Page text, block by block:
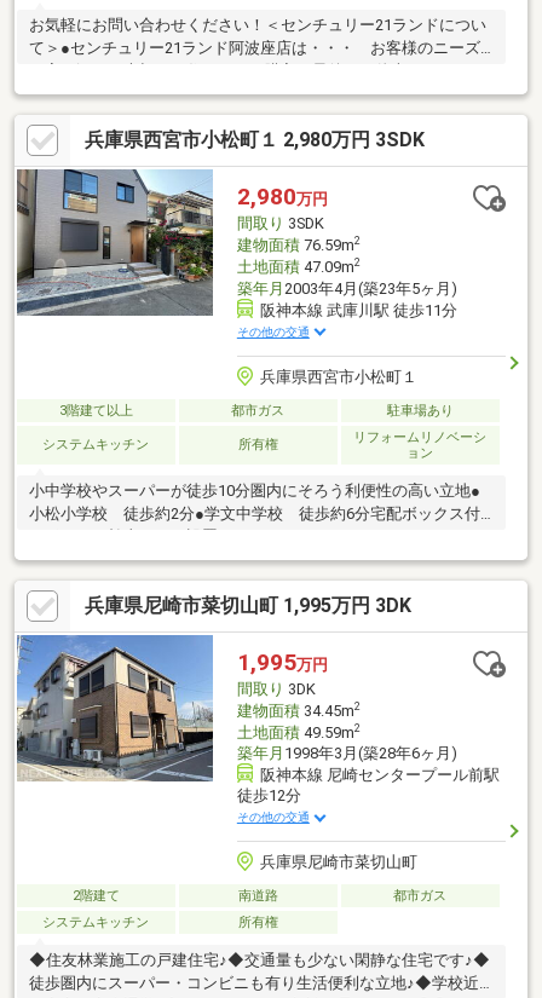
お気軽にお問い合わせください！＜センチュリー21ランドについ
て＞●センチュリー21ランド阿波座店は・・・ お客様のニーズ
す！●リフォームのご相談も承っております。●購入・売却・ロー
ンのご相談・・・なんでもお気軽にご相談くださいませ！〇大阪
メトロ千日前線・中央線「阿波座」駅5番出口より徒歩約2分！〇
営業時間：10：00～20：00（火曜日・水曜日定休日※祝日は営
業）事前にご連絡いただけますと、スムーズにご案内が可能で
す。ご連絡お待ちしております！
兵庫県西宮市小松町１ 2,980万円 3SDK
2,980万円
間取り 3SDK
建物面積76.59m2
土地面積47.09m2
築年月 2003年4月(築23年5ヶ月)
阪神本線 武庫川駅 徒歩11分
その他の交通
兵庫県西宮市小松町１
3階建て以上 都市ガス 駐車場あり
システムキッチン 所有権
リフォームリノベーシ
ョン
小中学校やスーパーが徒歩10分圏内にそろう利便性の高い立地●
小松小学校 徒歩約2分●学文中学校 徒歩約6分宅配ボックス付
きポスト、幹太くんも設置！
兵庫県尼崎市菜切山町 1,995万円 3DK
1,995万円
間取り 3DK
建物面積34.45m2
土地面積49.59m2
築年月 1998年3月(築28年6ヶ月)
阪神本線 尼崎センタープール前駅
徒歩12分
その他の交通
兵庫県尼崎市菜切山町
2階建て 南道路
都市ガス
システムキッチン
所有権
◆住友林業施工の戸建住宅♪◆交通量も少ない閑静な住宅です♪◆
徒歩圏内にスーパー・コンビニも有り生活便利な立地♪◆学校近